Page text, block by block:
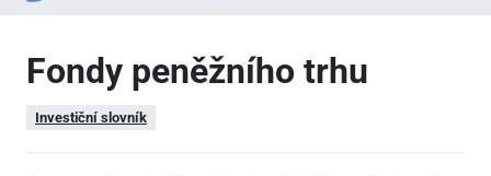
Fondy peněžního trhu
Investiční slovník